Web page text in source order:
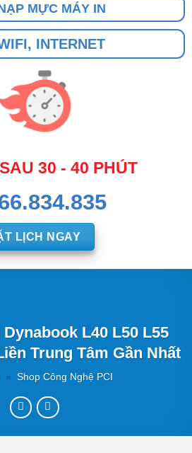
MỰC MÁY IN
INTERNET
30 - 40 PHÚT
LỊCH NGAY
L40 L50 L55
Trung Tâm Gần Nhất
» Shop Công Nghệ PCI